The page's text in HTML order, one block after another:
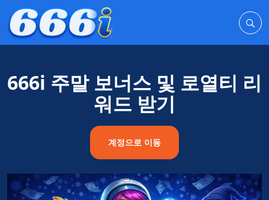
666i 주말 보너스 및 로열티 리
워드 받기
계정으로 이동